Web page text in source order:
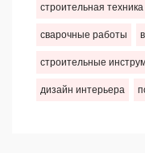
строительная техника
сварочные работы
строительные
дизайн интерьера